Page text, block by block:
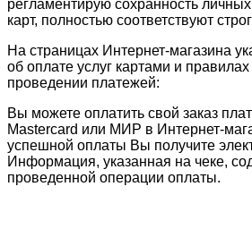
регламентирую сохранность
карт, полностью соответствуют
На страницах Интернет-магазина
об оплате услуг картами и
проведении платежей:
Вы можете оплатить свой заказ
Mastercard или МИР в Интернет-
успешной оплаты Вы получите
Информация, указанная на чеке,
проведенной операции оплаты.